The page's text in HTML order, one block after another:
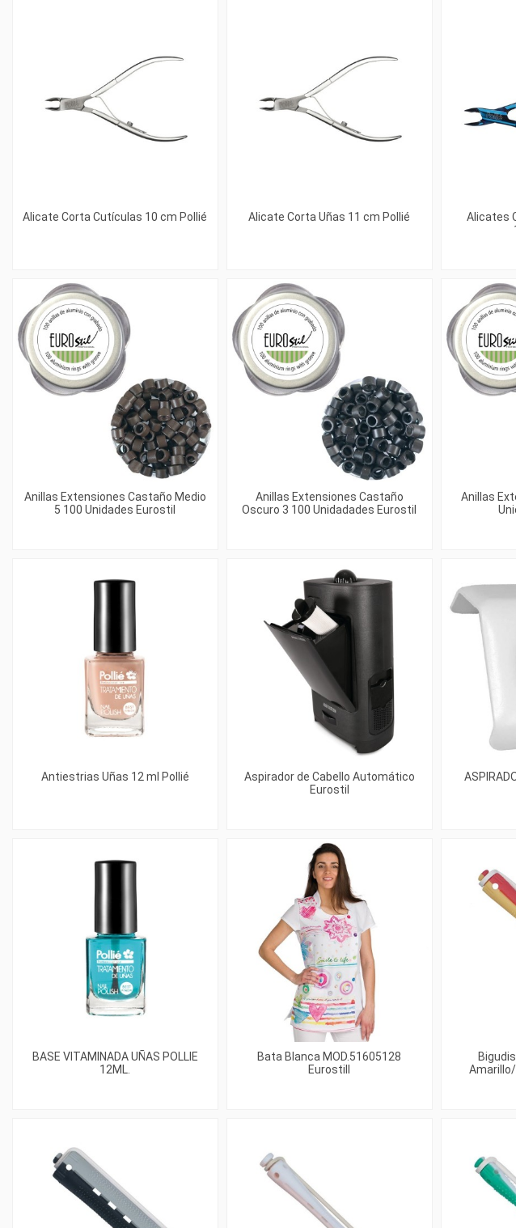
Alicate Corta Cutículas 10 cm Pollié Alicate Corta Uñas 11 cm Pollié
Alicates
Anillas Extensiones Castaño Medio
5 100 Unidades Eurostil
Anillas Extensiones Castaño
Oscuro 3 100 Unidadades Eurostil
Anillas
Antiestrias Uñas 12 ml Pollié
Aspirador de Cabello Automático
Eurostil
BASE VITAMINADA UÑAS POLLIE
12ML.
Bata Blanca MOD.51605128
Eurostill
Amarillo/